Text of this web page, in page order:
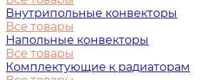
Внутрипольные конвекторы
Все товары
Напольные конвекторы
Все товары
Комплектующие к радиаторам